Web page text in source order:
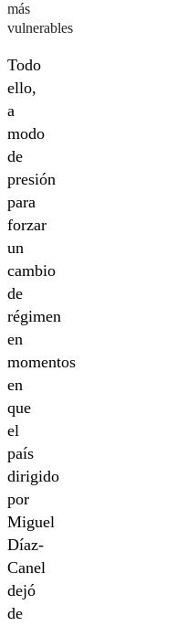
más
vulnerables
Todo
ello,
a
modo
de
presión
para
forzar
un
cambio
de
régimen
en
momentos
en
que
el
país
dirigido
por
Miguel
Díaz-
Canel
dejó
de